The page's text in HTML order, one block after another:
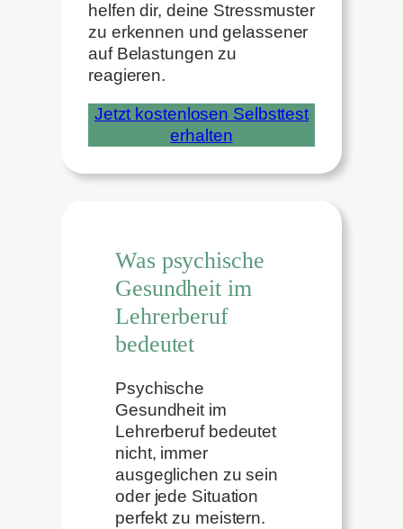
helfen dir, deine Stressmuster
zu erkennen und gelassener
auf Belastungen zu
reagieren.
Jetzt kostenlosen Selbsttest
erhalten
Was psychische
Gesundheit im
Lehrerberuf
bedeutet
Psychische
Gesundheit im
Lehrerberuf bedeutet
nicht, immer
ausgeglichen zu sein
oder jede Situation
perfekt zu meistern.